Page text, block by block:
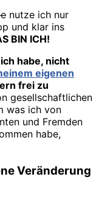
nutze ich nur
und klar ins
BIN ICH!
ich habe, nicht
eigenen
frei zu
gesellschaftlichen
was ich von
und Fremden
habe,
Veränderung